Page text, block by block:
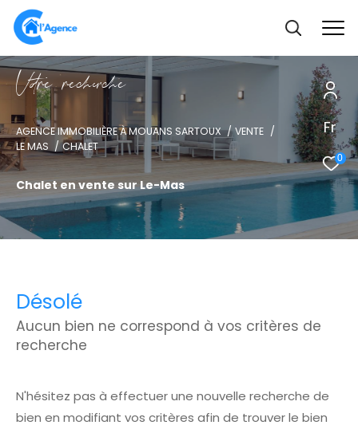
Fr
0
Vore recece
AGENCE IMMOBILIÈRE À MOUANS SARTOUX
VENTE
LE MAS
CHALET
Chalet en vente sur Le-Mas
Désolé
Aucun bien ne correspond à vos critères de
recherche
N'hésitez pas à effectuer une nouvelle recherche de
bien en modifiant vos critères afin de trouver le bien